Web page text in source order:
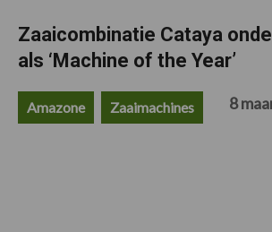
Zaaicombinatie Cataya
als ‘Machine of the Year’
Amazone Zaaimachines 8